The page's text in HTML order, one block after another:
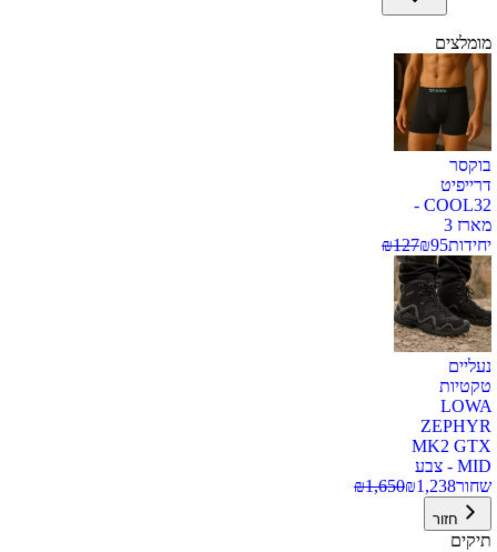
מומלצים
בוקסר
דרייפיט
COOL32 -
מארז 3
יחידות
₪95
₪127
נעליים
טקטיות
LOWA
ZEPHYR
MK2 GTX
MID - צבע
שחור
₪1,238
₪1,650
חזור
תיקים